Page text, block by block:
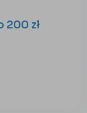
200 zł